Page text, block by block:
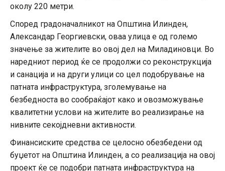
околу 220 метри.
Според градоначалникот на Општина Илинден,
Александар Георгиевски, оваа улица е од големо
значење за жителите во овој дел на Миладиновци. Во
наредниот период ќе се продолжи со реконструкција
и санација и на други улици со цел подобрување на
патната инфраструктура, зголемување на
безбедноста во сообраќајот како и овозможување
квалитетни услови на жителите во реализирање на
нивните секојдневни активности.
Финансиските средства се целосно обезбедени од
буџетот на Општина Илинден, а со реализација на овој
проект ќе се подобри патната инфраструктура на